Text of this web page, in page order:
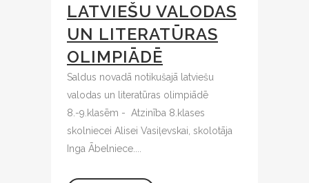
LATVIEŠU VALODAS
UN LITERATŪRAS
OLIMPIĀDĒ
Saldus novadā notikušajā latviešu
valodas un literatūras olimpiādē
8.-9.klasēm - Atzinība 8.klases
skolniecei Alisei Vasiļevskai, skolotāja
Inga Ābelniece....